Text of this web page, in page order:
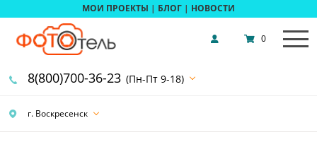
МОИ ПРОЕКТЫ | БЛОГ | НОВОСТИ
г. Воскресенск
8(800)700-36-23 (Пн-Пт 9-18)
0